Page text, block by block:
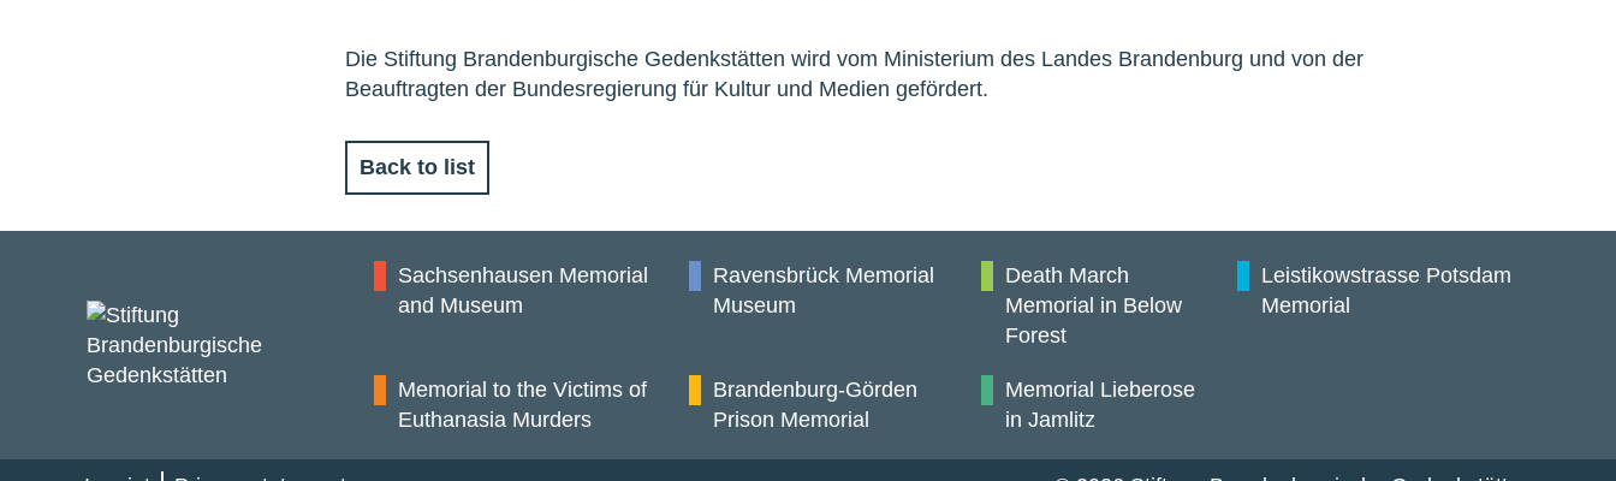
Die Stiftung Brandenburgische Gedenkstätten wird vom Ministerium des Landes Brandenburg und von der
Beauftragten der Bundesregierung für Kultur und Medien gefördert.
Back to list
Sachsenhausen Memorial
and Museum
Ravensbrück Memorial
Museum
Death March
Memorial in Below
Forest
Leistikowstrasse Potsdam
Memorial
Memorial to the Victims of
Euthanasia Murders
Brandenburg-Görden
Prison Memorial
Memorial Lieberose
in Jamlitz